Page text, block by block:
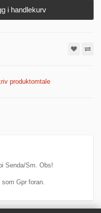
i handlekurv
produktomtale
Senda/Sm. Obs!
Gpr foran.